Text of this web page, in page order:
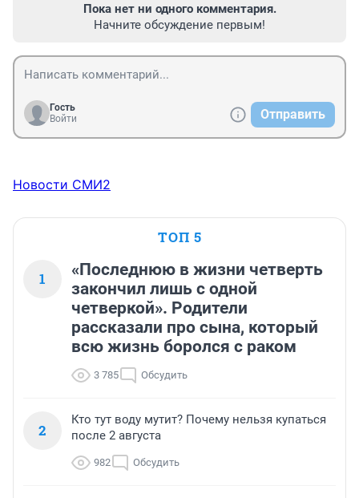
Пока нет ни одного комментария.
Начните обсуждение первым!
Гость
Войти
Отправить
Новости СМИ2
ТОП 5
1
«Последнюю в жизни четверть
закончил лишь с одной
четверкой». Родители
рассказали про сына, который
всю жизнь боролся с раком
3 785 Обсудить
2
Кто тут воду мутит? Почему нельзя купаться
после 2 августа
982 Обсудить